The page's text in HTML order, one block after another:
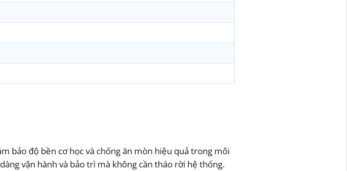
bảo độ bền cơ học và chống ăn mòn hiệu quả trong môi
vận hành và bảo trì mà không cần tháo rời hệ thống.